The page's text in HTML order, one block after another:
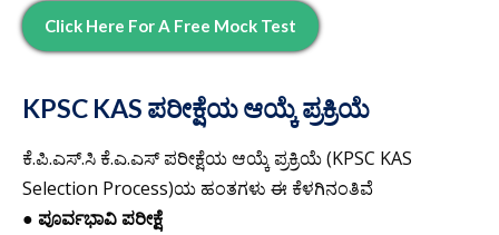
Click Here For A Free Mock Test
KPSC KAS ಪರೀಕ್ಷೆಯ ಆಯ್ಕೆ ಪ್ರಕ್ರಿಯೆ
ಕೆ.ಪಿ.ಎಸ್.ಸಿ ಕೆ.ಎ.ಎಸ್ ಪರೀಕ್ಷೆಯ ಆಯ್ಕೆ ಪ್ರಕ್ರಿಯೆ (KPSC KAS
Selection Process)ಯ ಹಂತಗಳು ಈ ಕೆಳಗಿನಂತಿವೆ
● ಪೂರ್ವಭಾವಿ ಪರೀಕ್ಷೆ